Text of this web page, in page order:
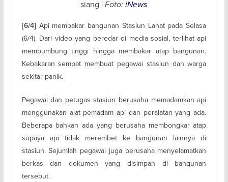
siang |Foto:iNews
[6/4] Api membakar bangunan Stasiun Lahat pada Selasa
(6/4). Dari video yang beredar di media sosial, terlihat api
membumbung tinggi hingga membakar atap bangunan.
Kebakaran sempat membuat pegawai stasiun dan warga
sekitar panik.
Pegawai dan petugas stasiun berusaha memadamkan api
menggunakan alat pemadam api dan peralatan yang ada.
Beberapa bahkan ada yang berusaha membongkar atap
supaya api tidak merembet ke bangunan lainnya di
stasiun. Sejumlah pegawai juga berusaha menyelamatkan
berkas dan dokumen yang disimpan di bangunan
tersebut.